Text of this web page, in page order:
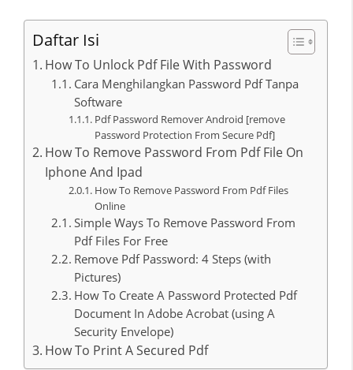
Daftar Isi
How To Unlock Pdf File With Password
Cara Menghilangkan Password Pdf Tanpa
Software
Pdf Password Remover Android [remove
Password Protection From Secure Pdf]
How To Remove Password From Pdf File On
Iphone And Ipad
How To Remove Password From Pdf Files
Online
Simple Ways To Remove Password From
Pdf Files For Free
Remove Pdf Password: 4 Steps (with
Pictures)
How To Create A Password Protected Pdf
Document In Adobe Acrobat (using A
Security Envelope)
How To Print A Secured Pdf